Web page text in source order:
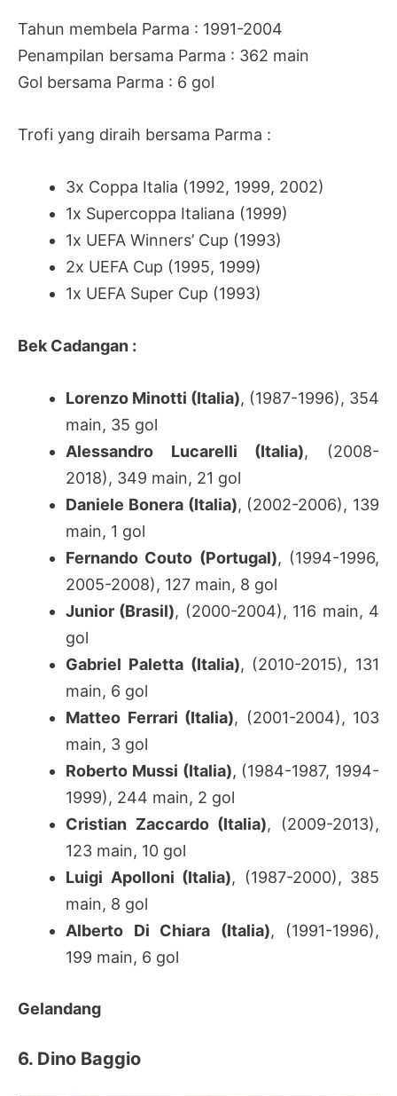
Tahun membela Parma : 1991-2004
Penampilan bersama Parma : 362 main
Gol bersama Parma : 6 gol
Trofi yang diraih bersama Parma :
3x Coppa Italia (1992, 1999, 2002)
1x Supercoppa Italiana (1999)
1x UEFA Winners’ Cup (1993)
2x UEFA Cup (1995, 1999)
1x UEFA Super Cup (1993)
Bek Cadangan :
Lorenzo Minotti (Italia), (1987-1996), 354
main, 35 gol
Alessandro Lucarelli (Italia), (2008-
2018), 349 main, 21 gol
Daniele Bonera (Italia), (2002-2006), 139
main, 1 gol
Fernando Couto (Portugal), (1994-1996,
2005-2008), 127 main, 8 gol
Junior (Brasil), (2000-2004), 116 main, 4
gol
Gabriel Paletta (Italia), (2010-2015), 131
main, 6 gol
Matteo Ferrari (Italia), (2001-2004), 103
main, 3 gol
Roberto Mussi (Italia), (1984-1987, 1994-
1999), 244 main, 2 gol
Cristian Zaccardo (Italia), (2009-2013),
123 main, 10 gol
Luigi Apolloni (Italia), (1987-2000), 385
main, 8 gol
Alberto Di Chiara (Italia), (1991-1996),
199 main, 6 gol
Gelandang
6. Dino Baggio